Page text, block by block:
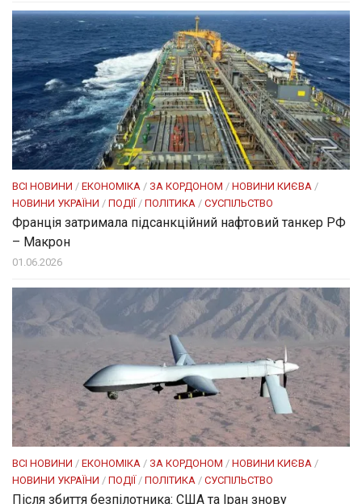
ВСІ НОВИНИ / ЕКОНОМІКА / ЗА КОРДОНОМ / НОВИНИ КИЄВА /
НОВИНИ УКРАЇНИ / ПОДІЇ / ПОЛІТИКА / СУСПІЛЬСТВО
Франція затримала підсанкційний нафтовий танкер РФ
– Макрон
01.06.2026
ВСІ НОВИНИ / ЕКОНОМІКА / ЗА КОРДОНОМ / НОВИНИ КИЄВА /
НОВИНИ УКРАЇНИ / ПОДІЇ/ ПОЛІТИКА / СУСПІЛЬСТВО
Після збиття безпілотника: США та Іран знову